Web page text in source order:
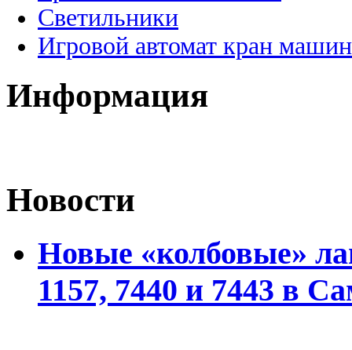
Светильники
Игровой автомат кран
Информация
Новости
Новые «колбовые»
1157, 7440 и 7443 в